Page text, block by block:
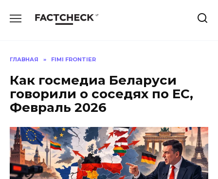
ГЛАВНАЯ » FIMI FRONTIER
Как госмедиа Беларуси
говорили о соседях по ЕС,
Февраль 2026